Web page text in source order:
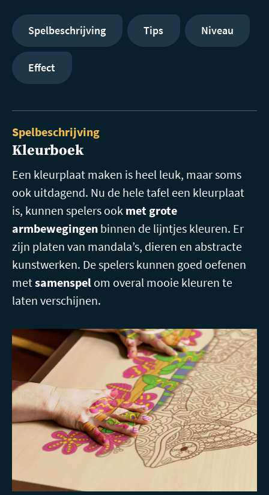
Spelbeschrijving Tips Niveau
Effect
Spelbeschrijving
Kleurboek
Een kleurplaat maken is heel leuk, maar soms
ook uitdagend. Nu de hele tafel een kleurplaat
is, kunnen spelers ook met grote
armbewegingen binnen de lijntjes kleuren. Er
zijn platen van mandala’s, dieren en abstracte
kunstwerken. De spelers kunnen goed oefenen
metsamenspel om overal mooie kleuren te
laten verschijnen.